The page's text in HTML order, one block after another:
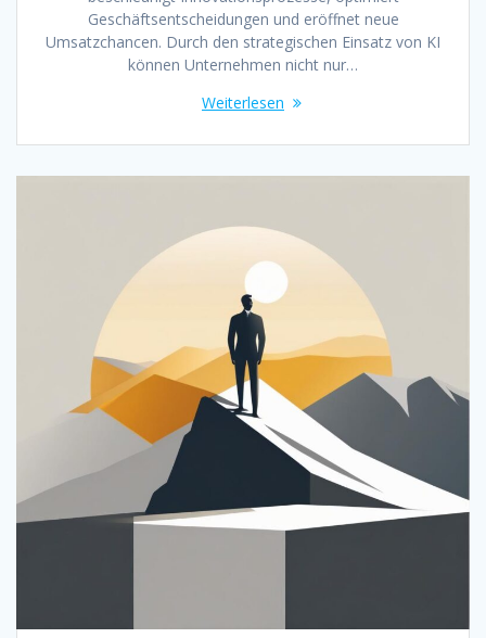
Geschäftsentscheidungen und eröffnet neue
Umsatzchancen. Durch den strategischen Einsatz von KI
können Unternehmen nicht nur…
Weiterlesen